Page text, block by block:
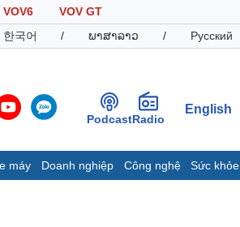
VOV6
VOV GT
한국어 / ພາສາລາວ / Русский
PodcastRadio
English
máy Doanh nghiệp Công nghệ Sức khỏe